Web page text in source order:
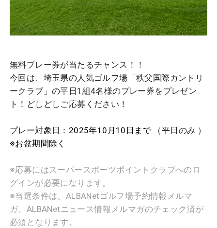
無料プレー券が当たるチャンス！！
今回は、埼玉県の人気ゴルフ場「秩父国際カントリ
ークラブ」の平日1組4名様のプレー券をプレゼン
ト！どしどしご応募ください！
プレー対象日： 2025年10月10日まで
（平日のみ ）
※お盆期間除く
※応募にはスーパースポーツポイントクラブへのロ
グインが必要になります。
※当選条件は、ALBANetゴルフ場予約情報メルマ
ガ、ALBANetニュース情報メルマガのチェック済が
必須となります。